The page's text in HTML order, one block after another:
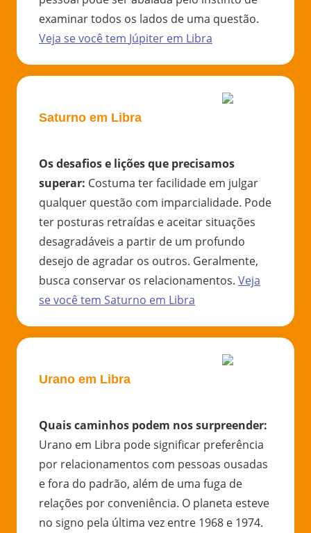
examinar todos os lados de uma questão.
Veja se você tem Júpiter em Libra
Saturno em Libra
Os desafios e lições que precisamos
superar: Costuma ter facilidade em julgar
qualquer questão com imparcialidade. Pode
ter posturas retraídas e aceitar situações
desagradáveis a partir de um profundo
desejo de agradar os outros. Geralmente,
busca conservar os relacionamentos. Veja
se você tem Saturno em Libra
Urano em Libra
Quais caminhos podem nos surpreender:
Urano em Libra pode significar preferência
por relacionamentos com pessoas ousadas
e fora do padrão, além de uma fuga de
relações por conveniência. O planeta esteve
no signo pela última vez entre 1968 e 1974.